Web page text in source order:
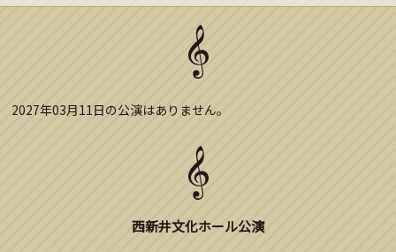
2027年03月11日の公演はありません。
西新井文化ホール公演